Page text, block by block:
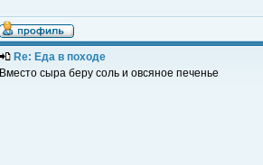
Re: Еда в походе
Вместо сыра беру соль и овсяное печенье